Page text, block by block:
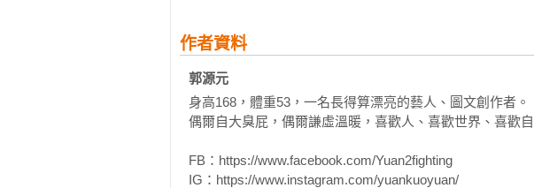
△郭源元(本書作者)：「這是繼臉書之後，我最愛的一本書
【本書特色】
◆友情的、愛情的、親情的都可以 
◆最適合送給你最在乎的人 
◆規格：16*16公分 / 全彩 /  精裝 / 無注音
作者資料
郭源元
身高168，體重53，一名長得算漂亮的藝人、圖文創作者。
偶爾自大臭屁，偶爾謙虛溫暖，喜歡人、喜歡世界、喜歡自
FB：https://www.facebook.com/Yuan2fighting
IG：https://www.instagram.com/yuankuoyuan/